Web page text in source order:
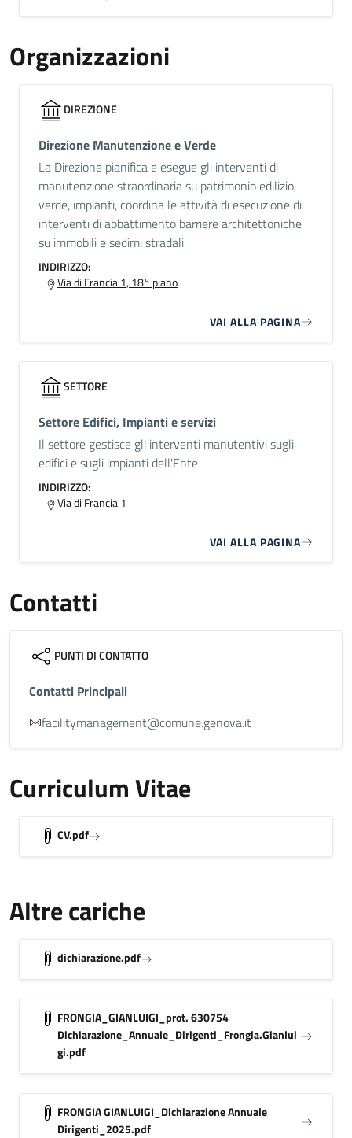
Organizzazioni
DIREZIONE
Direzione Manutenzione e Verde
La Direzione pianifica e esegue gli interventi di
manutenzione straordinaria su patrimonio edilizio,
verde, impianti, coordina le attività di esecuzione di
interventi di abbattimento barriere architettoniche
su immobili e sedimi stradali.
INDIRIZZO:
Via di Francia 1, 18° piano
VAI ALLA PAGINA
SETTORE
Settore Edifici, Impianti e servizi
Il settore gestisce gli interventi manutentivi sugli
edifici e sugli impianti dell'Ente
INDIRIZZO:
Via di Francia 1
VAI ALLA PAGINA
Contatti
PUNTI DI CONTATTO
Contatti Principali
facilitymanagement@comune.genova.it
Curriculum Vitae
CV.pdf
Altre cariche
dichiarazione.pdf
FRONGIA_GIANLUIGI_prot. 630754
Dichiarazione_Annuale_Dirigenti_Frongia.Gianlui
gi.pdf
FRONGIA GIANLUIGI_Dichiarazione Annuale
Dirigenti_2025.pdf